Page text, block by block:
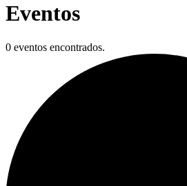
Eventos
0 eventos encontrados.